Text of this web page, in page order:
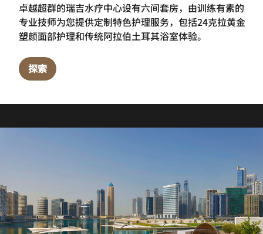
卓越超群的瑞吉水疗中心设有六间套房，由训练有素的
专业技师为您提供定制特色护理服务，包括24克拉黄金
塑颜面部护理和传统阿拉伯土耳其浴室体验。
探索